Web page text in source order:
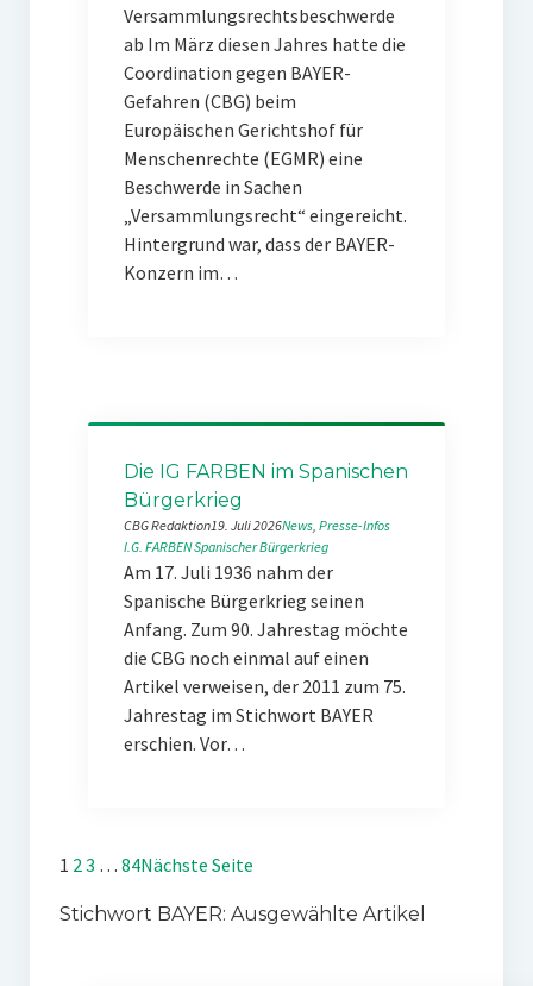
Versammlungsrechtsbeschwerde
ab Im März diesen Jahres hatte die
Coordination gegen BAYER-
Gefahren (CBG) beim
Europäischen Gerichtshof für
Menschenrechte (EGMR) eine
Beschwerde in Sachen
„Versammlungsrecht“ eingereicht.
Hintergrund war, dass der BAYER-
Konzern im…
Die IG FARBEN im Spanischen
Bürgerkrieg
CBG Redaktion19. Juli 2026News, Presse-Infos
I.G. FARBENSpanischer Bürgerkrieg
Am 17. Juli 1936 nahm der
Spanische Bürgerkrieg seinen
Anfang. Zum 90. Jahrestag möchte
die CBG noch einmal auf einen
Artikel verweisen, der 2011 zum 75.
Jahrestag im Stichwort BAYER
erschien. Vor…
1 23 … 84Nächste Seite
Stichwort BAYER: Ausgewählte Artikel